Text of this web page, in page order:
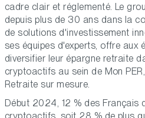
cadre clair et réglementé. Le
depuis plus de 30 ans dans la
de solutions d'investissement
ses équipes d'experts, offre aux
diversifier leur épargne retraite
cryptoactifs au sein de Mon
Retraite sur mesure.
Début 2024, 12 % des Français
cryptoactifs, soit 28 % de plus